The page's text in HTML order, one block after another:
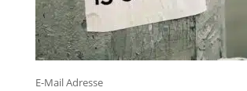
E-Mail Adresse